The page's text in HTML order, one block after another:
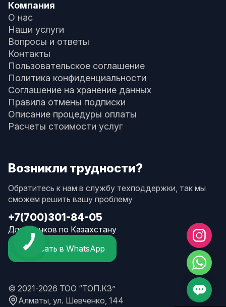
Компания
О нас
Наши услуги
Вопросы и ответы
Контакты
Пользовательское соглашение
Политика конфиденциальности
Соглашение на хранение данных
Правила отмены подписки
Описание процедуры оплаты
Расчеты стоимости услуг
Возникли трудности?
Обратитесь к нам в службу техподдержки, так мы
сможем решить вашу проблему
+7(700)301-84-05
Для звонков по Казахстану
Написать в WhatsApp
© 2021-2026 ТОО “ТОП.КЗ”
Алматы, ул. Шевченко, 144